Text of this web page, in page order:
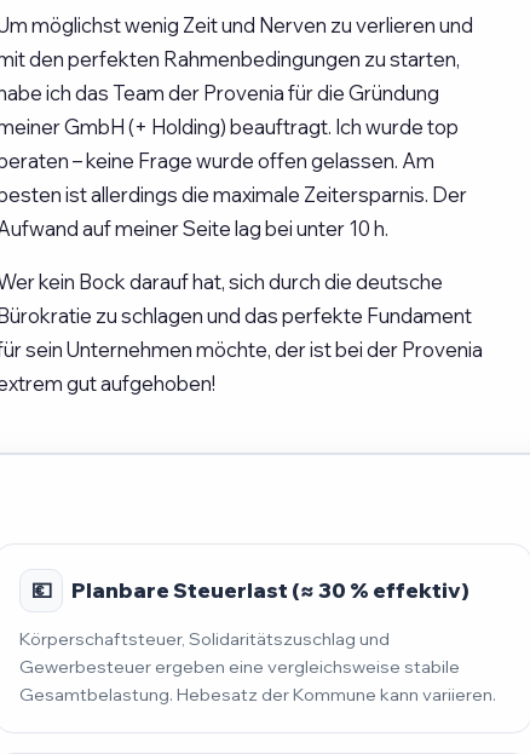
möglichst wenig Zeit und Nerven zu verlieren und
den perfekten Rahmenbedingungen zu starten,
ich das Team der Provenia für die Gründung
GmbH (+ Holding) beauftragt. Ich wurde top
– keine Frage wurde offen gelassen. Am
ist allerdings die maximale Zeitersparnis. Der
auf meiner Seite lag bei unter 10 h.
kein Bock darauf hat, sich durch die deutsche
zu schlagen und das perfekte Fundament
sein Unternehmen möchte, der ist bei der Provenia
gut aufgehoben!
💶 Planbare Steuerlast (≈ 30 % effektiv)
Körperschaftsteuer, Solidaritätszuschlag und
Gewerbesteuer ergeben eine vergleichsweise stabile
Gesamtbelastung. Hebesatz der Kommune kann variieren.